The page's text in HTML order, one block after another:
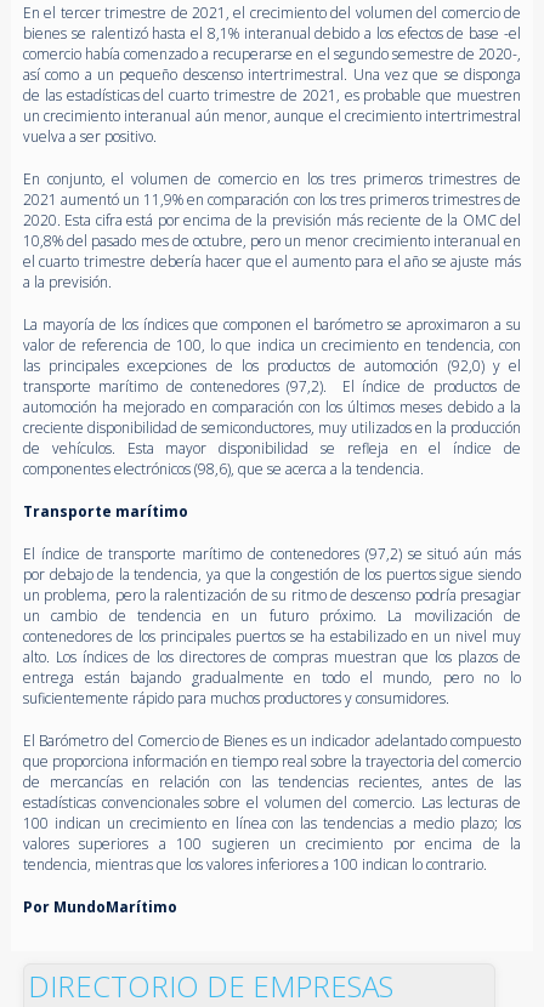
En el tercer trimestre de 2021, el crecimiento del volumen del comercio de
bienes se ralentizó hasta el 8,1% interanual debido a los efectos de base -el
comercio había comenzado a recuperarse en el segundo semestre de 2020-,
así como a un pequeño descenso intertrimestral. Una vez que se disponga
de las estadísticas del cuarto trimestre de 2021, es probable que muestren
un crecimiento interanual aún menor, aunque el crecimiento intertrimestral
vuelva a ser positivo.
En conjunto, el volumen de comercio en los tres primeros trimestres de
2021 aumentó un 11,9% en comparación con los tres primeros trimestres de
2020. Esta cifra está por encima de la previsión más reciente de la OMC del
10,8% del pasado mes de octubre, pero un menor crecimiento interanual en
el cuarto trimestre debería hacer que el aumento para el año se ajuste más
a la previsión.
La mayoría de los índices que componen el barómetro se aproximaron a su
valor de referencia de 100, lo que indica un crecimiento en tendencia, con
las principales excepciones de los productos de automoción (92,0) y el
transporte marítimo de contenedores (97,2). El índice de productos de
automoción ha mejorado en comparación con los últimos meses debido a la
creciente disponibilidad de semiconductores, muy utilizados en la producción
de vehículos. Esta mayor disponibilidad se refleja en el índice de
componentes electrónicos (98,6), que se acerca a la tendencia.
Transporte marítimo
El índice de transporte marítimo de contenedores (97,2) se situó aún más
por debajo de la tendencia, ya que la congestión de los puertos sigue siendo
un problema, pero la ralentización de su ritmo de descenso podría presagiar
un cambio de tendencia en un futuro próximo. La movilización de
contenedores de los principales puertos se ha estabilizado en un nivel muy
alto. Los índices de los directores de compras muestran que los plazos de
entrega están bajando gradualmente en todo el mundo, pero no lo
suficientemente rápido para muchos productores y consumidores.
El Barómetro del Comercio de Bienes es un indicador adelantado compuesto
que proporciona información en tiempo real sobre la trayectoria del comercio
de mercancías en relación con las tendencias recientes, antes de las
estadísticas convencionales sobre el volumen del comercio. Las lecturas de
100 indican un crecimiento en línea con las tendencias a medio plazo; los
valores superiores a 100 sugieren un crecimiento por encima de la
tendencia, mientras que los valores inferiores a 100 indican lo contrario.
Por MundoMarítimo
DIRECTORIO DE EMPRESAS